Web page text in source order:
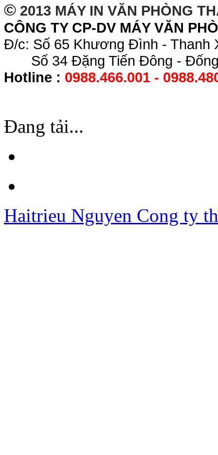
© 2013 MÁY IN VĂN PHÒNG
CÔNG TY CP-DV MÁY VĂN
Đ/c: Số 65 Khương Đình - Thanh
Số 34 Đặng Tiến Đông -
Hotline : 0988.466.001 -
Đang tải...
Haitrieu Nguyen Cong ty